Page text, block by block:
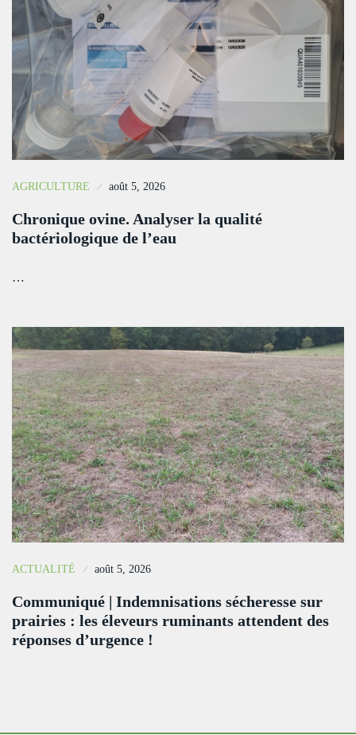
AGRICULTURE août 5, 2026
Chronique ovine. Analyser la qualité
bactériologique de l’eau
…
ACTUALITÉ août 5, 2026
Communiqué | Indemnisations sécheresse sur
prairies : les éleveurs ruminants attendent des
réponses d’urgence !